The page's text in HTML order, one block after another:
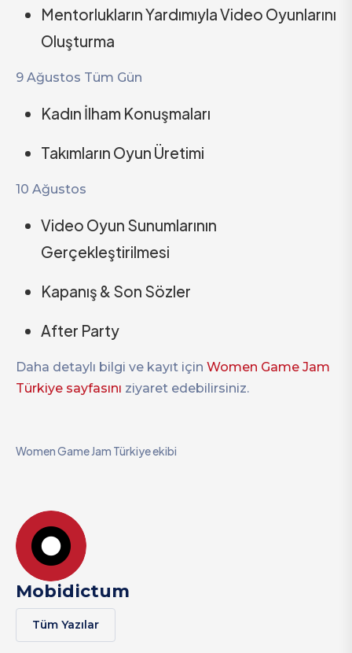
Mentorlukların Yardımıyla Video Oyunlarını
Oluşturma
9 Ağustos Tüm Gün
Kadın İlham Konuşmaları
Takımların Oyun Üretimi
10 Ağustos
Video Oyun Sunumlarının
Gerçekleştirilmesi
Kapanış & Son Sözler
After Party
Daha detaylı bilgi ve kayıt için Women Game Jam
Türkiye sayfasını ziyaret edebilirsiniz.
Women Game Jam Türkiye ekibi
Mobidictum
Tüm Yazılar